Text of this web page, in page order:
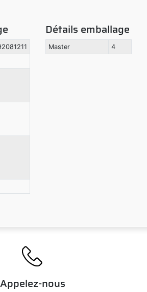
Détails emballage
Master 4
Appelez-nous